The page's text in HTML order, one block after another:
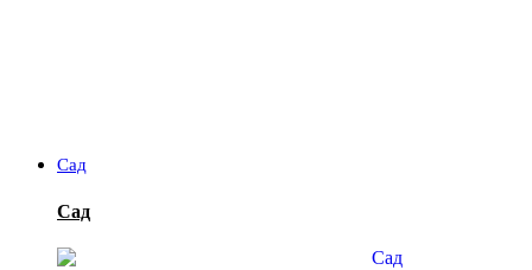
Сад
Сад